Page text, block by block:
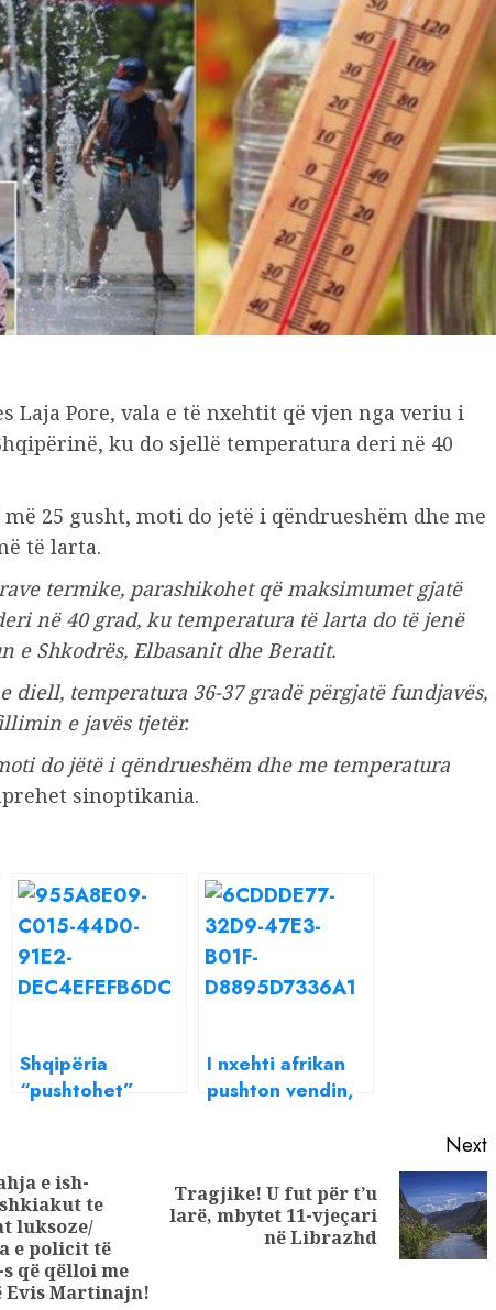
Laja Pore, vala e të nxehtit që vjen nga veriu i
ku do sjellë temperatura deri në 40
25 gusht, moti do jetë i qëndrueshëm dhe me
të larta.
termike, parashikohet që maksimumet gjatë
në 40 grad, ku temperatura të larta do të jenë
e Shkodrës, Elbasanit dhe Beratit.
diell, temperatura 36-37 gradë përgjatë fundjavës,
e javës tjetër.
do jëtë i qëndrueshëm dhe me temperatura
sinoptikania.
Shqipëria
“pushtohet”
temperaturat do
të shkojnë deri
në…
I nxehti afrikan
pushton vendin,
Previous
e ish-
te
luksoze/
e policit të
s që qëlloi me
Evis Martinajn!
Next
Next
Tragjike! U fut për t’u
larë, mbytet 11-vjeçari
në Librazhd